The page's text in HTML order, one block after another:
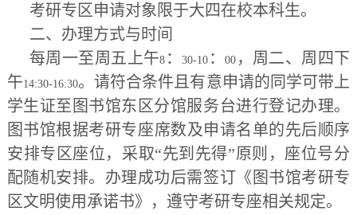
考研专区申请对象限于大四在校本科生。
二、办理方式与时间
每周一至周五上午8 ：30-10 ：00 ，周二、周四下
午14:30-16:30。请符合条件且有意申请的同学可带上
学生证至图书馆东区分馆服务台进行登记办理。
图书馆根据考研专座席数及申请名单的先后顺序
安排专区座位，采取“先到先得”原则，座位号分
配随机安排。办理成功后需签订《图书馆考研专
区文明使用承诺书》，遵守考研专座相关规定。